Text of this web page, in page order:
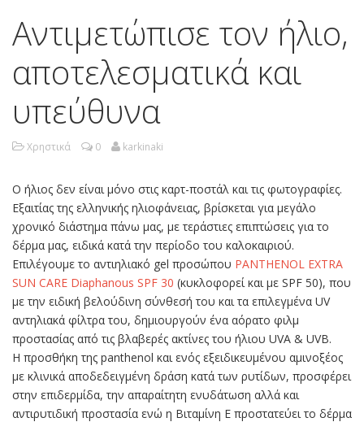
Αντιμετώπισε τον ήλιο,
αποτελεσματικά και
υπεύθυνα
Χρηστικά 0 karkinaki
Ο ήλιος δεν είναι μόνο στις καρτ-ποστάλ και τις φωτογραφίες.
Eξαιτίας της ελληνικής ηλιοφάνειας, βρίσκεται για μεγάλο
χρονικό διάστημα πάνω μας, με τεράστιες επιπτώσεις για το
δέρμα μας, ειδικά κατά την περίοδο του καλοκαιριού.
Επιλέγουμε το αντιηλιακό gel προσώπου PANTHENOL EXTRA
SUN CARE Diaphanous SPF 30 (κυκλοφορεί και με SPF 50), που
με την ειδική βελούδινη σύνθεσή του και τα επιλεγμένα UV
αντηλιακά φίλτρα του, δημιουργούν ένα αόρατο φιλμ
προστασίας από τις βλαβερές ακτίνες του ήλιου UVA & UVB.
Η προσθήκη της panthenol και ενός εξειδικευμένου αμινοξέος
με κλινικά αποδεδειγμένη δράση κατά των ρυτίδων, προσφέρει
στην επιδερμίδα, την απαραίτητη ενυδάτωση αλλά και
αντιρυτιδική προστασία ενώ η Βιταμίνη E προστατεύει το δέρμα